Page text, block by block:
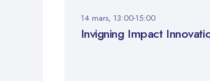
14 mars, 13:00-15:00
Invigning Impact